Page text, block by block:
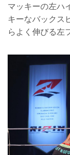
マッキーの左ハ
キーなバックス
らよく伸びる左